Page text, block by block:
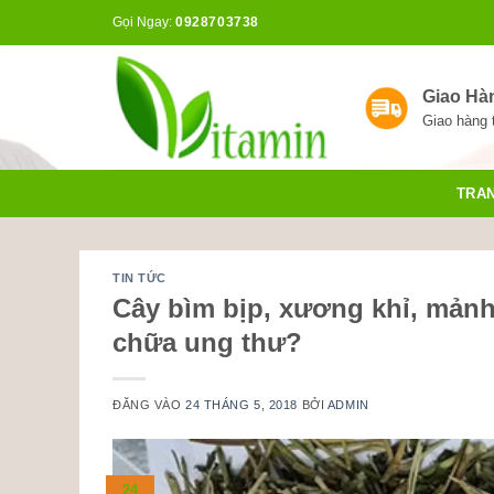
Gọi Ngay: 0928703738
Giao
Giao hàng
TIN TỨC
Cây bìm bịp, xương khỉ,
chữa ung thư?
ĐĂNG VÀO24 THÁNG 5, 2018 BỞI ADMIN
24